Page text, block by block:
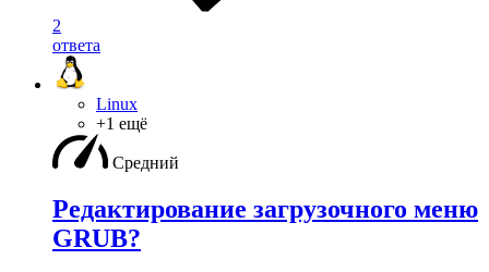
2
ответа
Linux
+1 ещё
Средний
Редактирование загрузочного меню
GRUB?